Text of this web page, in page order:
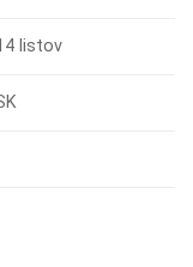
listov